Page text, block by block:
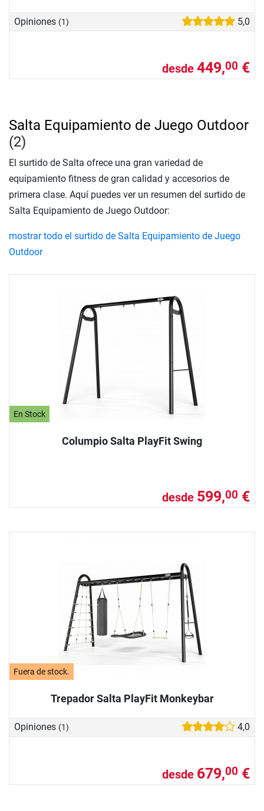
Opiniones (1) 5,0
desde 449,00 €
En Stock
Columpio Salta PlayFit Swing
desde 599,00 €
Fuera de stock.
Trepador Salta PlayFit Monkeybar
Opiniones (1) 4,0
desde 679,00 €
Salta Equipamiento de Juego Outdoor
(2)
El surtido de Salta ofrece una gran variedad de
equipamiento fitness de gran calidad y accesorios de
primera clase. Aquí puedes ver un resumen del surtido de
Salta Equipamiento de Juego Outdoor:
mostrar todo el surtido de Salta Equipamiento de Juego
Outdoor